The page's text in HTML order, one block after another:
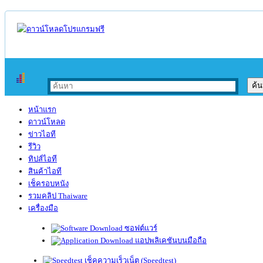
หน้าแรก
ดาวน์โหลด
ข่าวไอที
รีวิว
ทิปส์ไอที
สินค้าไอที
เช็ครอบหนัง
รวมคลิป Thaiware
เครื่องมือ
ซอฟต์แวร์
แอปพลิเคชันบนมือถือ
เช็คความเร็วเน็ต (Speedtest)